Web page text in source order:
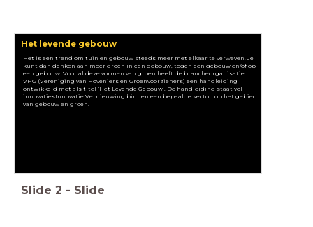
Het levende gebouw
Het is een trend om tuin en gebouw steeds meer met elkaar te verweven. Je
kunt dan denken aan meer groen in een gebouw, tegen een gebouw en/of op
een gebouw. Voor al deze vormen van groen heeft de brancheorganisatie
VHG (Vereniging van Hoveniers en Groenvoorzieners) een handleiding
ontwikkeld met als titel ‘Het Levende Gebouw’. De handleiding staat vol
innovatiesInnovatie Vernieuwing binnen een bepaalde sector. op het gebied
van gebouw en groen.
Slide 2 - Slide